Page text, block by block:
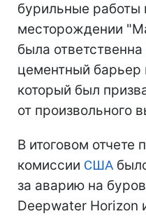
бурильные работы
месторождении
была
цементный барьер
который был
от произвольного
В итоговом отчете
комиссии США
за аварию на
Deepwater Horizon